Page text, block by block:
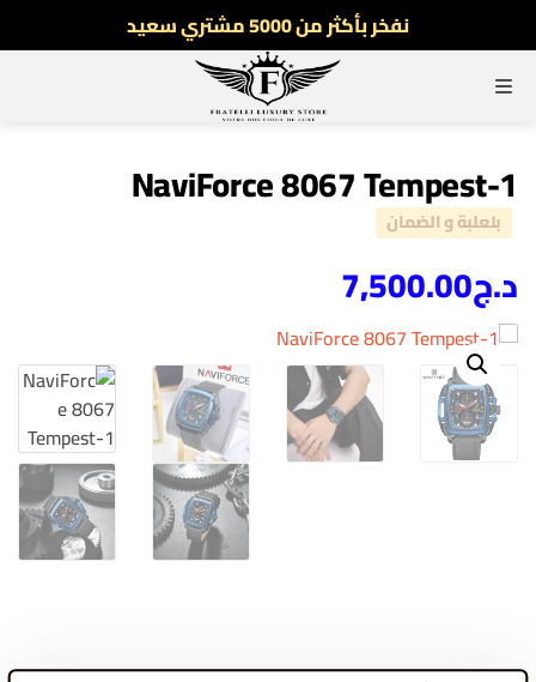
نفخر بأكثر من 5000 مشتري سعيد
أطلب الآن والدفع فقط عند استلام المنتج
توصيل سريع لجميع الولايات
القائمة
NaviForce 8067 Tempest-1
بلعلبة و الضمان
د.ج7,500.00